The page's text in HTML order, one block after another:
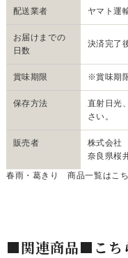
配送業者 ヤマト運
お届けまでの
日数
決済完了
賞味期限 ※賞味期
保存方法
直射日光
さい。
販売者
株式会社
奈良県桜
春雨・葛きり 商品一覧はこ
■関連商品■こち